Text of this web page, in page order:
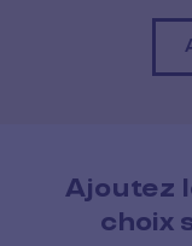
Ajoutez
choix